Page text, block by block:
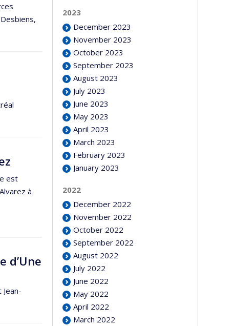
est
à
d’Une
2023
December 2023
November 2023
October 2023
September 2023
August 2023
July 2023
June 2023
May 2023
April 2023
March 2023
February 2023
January 2023
2022
December 2022
November 2022
October 2022
September 2022
August 2022
July 2022
June 2022
May 2022
April 2022
March 2022